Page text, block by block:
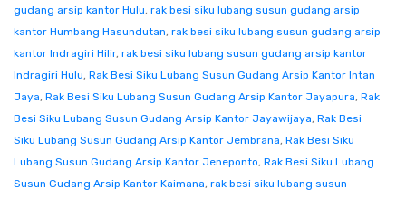
gudang arsip kantor Hulu, rak besi siku lubang susun gudang arsip
kantor Humbang Hasundutan, rak besi siku lubang susun gudang arsip
kantor Indragiri Hilir, rak besi siku lubang susun gudang arsip kantor
Indragiri Hulu, Rak Besi Siku Lubang Susun Gudang Arsip Kantor Intan
Jaya, Rak Besi Siku Lubang Susun Gudang Arsip Kantor Jayapura, Rak
Besi Siku Lubang Susun Gudang Arsip Kantor Jayawijaya, Rak Besi
Siku Lubang Susun Gudang Arsip Kantor Jembrana, Rak Besi Siku
Lubang Susun Gudang Arsip Kantor Jeneponto, Rak Besi Siku Lubang
Susun Gudang Arsip Kantor Kaimana, rak besi siku lubang susun